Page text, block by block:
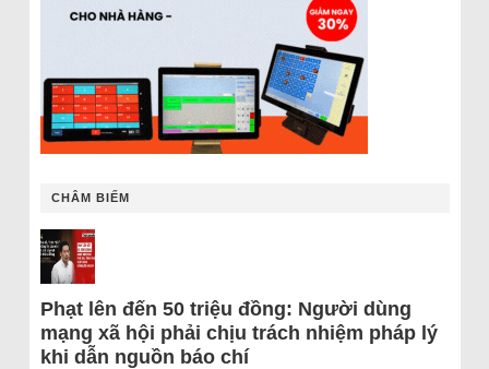
CHÂM BIẾM
Phạt lên đến 50 triệu đồng: Người dùng
mạng xã hội phải chịu trách nhiệm pháp lý
khi dẫn nguồn báo chí